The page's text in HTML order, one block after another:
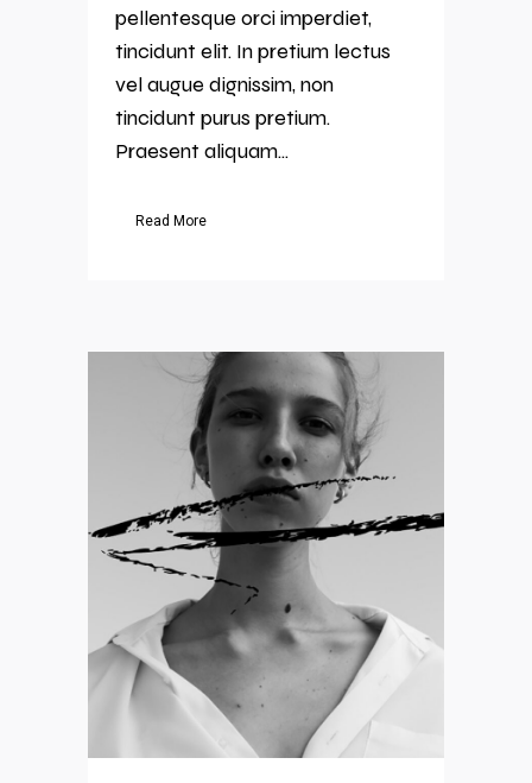
pellentesque orci imperdiet,
tincidunt elit. In pretium lectus
vel augue dignissim, non
tincidunt purus pretium.
Praesent aliquam...
Read More